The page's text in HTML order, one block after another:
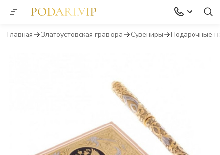
Главная Златоустовская гравюра Сувениры Подарочные